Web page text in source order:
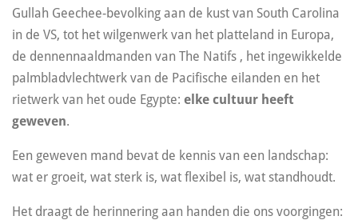
Gullah Geechee-bevolking aan de kust van South Carolina
in de VS, tot het wilgenwerk van het platteland in Europa,
de dennennaaldmanden van The Natifs , het ingewikkelde
palmbladvlechtwerk van de Pacifische eilanden en het
rietwerk van het oude Egypte: elke cultuur heeft
geweven.
Een geweven mand bevat de kennis van een landschap:
wat er groeit, wat sterk is, wat flexibel is, wat standhoudt.
Het draagt de herinnering aan handen die ons voorgingen: